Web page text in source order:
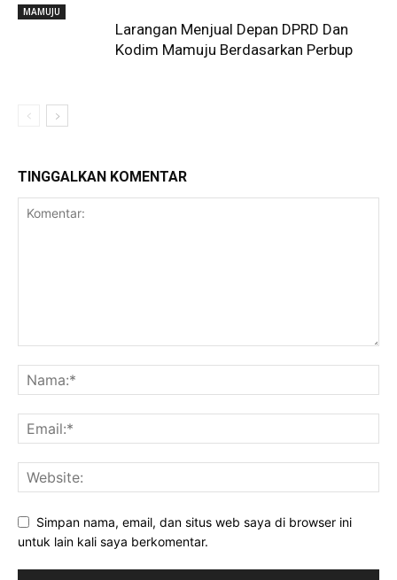
MAMUJU
Larangan Menjual Depan DPRD Dan
Kodim Mamuju Berdasarkan Perbup
TINGGALKAN KOMENTAR
Simpan nama, email, dan situs web saya di browser ini
untuk lain kali saya berkomentar.